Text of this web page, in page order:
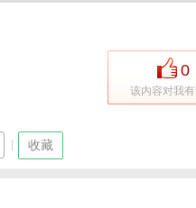
0
该内容对我
收藏